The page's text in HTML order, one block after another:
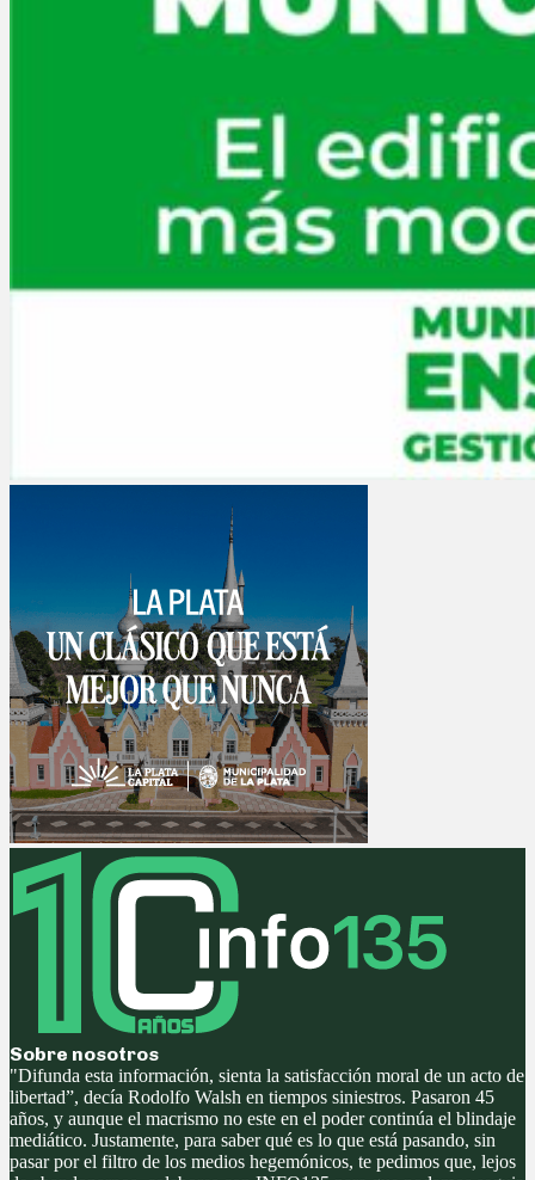
Sobre nosotros
"Difunda esta información, sienta la satisfacción moral de un acto de
libertad”, decía Rodolfo Walsh en tiempos siniestros. Pasaron 45
años, y aunque el macrismo no este en el poder continúa el blindaje
mediático. Justamente, para saber qué es lo que está pasando, sin
pasar por el filtro de los medios hegemónicos, te pedimos que, lejos